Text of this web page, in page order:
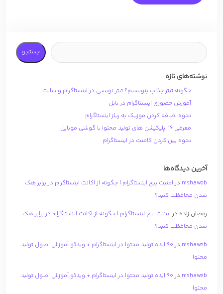
جستجو
نوشته‌های تازه
چگونه تیتر جذاب بنویسیم؟ تیتر نویسی در اینستاگرام و سایت
آموزش حضوری اینستاگرام در بابل
نحوه اضافه کردن موزیک به ریلز اینستاگرام
معرفی 16 اپلیکیشن های تولید محتوا با گوشی موبایل
نحوه پین کردن کامنت در اینستاگرام
آخرین دیدگاه‌ها
nishaweb درامنیت پیج اینستاگرام | چگونه از اکانت اینستاگرام در برابر هک
شدن محافظت کنید؟
رمضان زاده درامنیت پیج اینستاگرام | چگونه از اکانت اینستاگرام در برابر هک
شدن محافظت کنید؟
nishaweb در
۶۰ ایده تولید محتوا در اینستاگرام + ویدئو آموزش اصول تولید
محتوا
nishaweb در
۶۰ ایده تولید محتوا در اینستاگرام + ویدئو آموزش اصول تولید
محتوا